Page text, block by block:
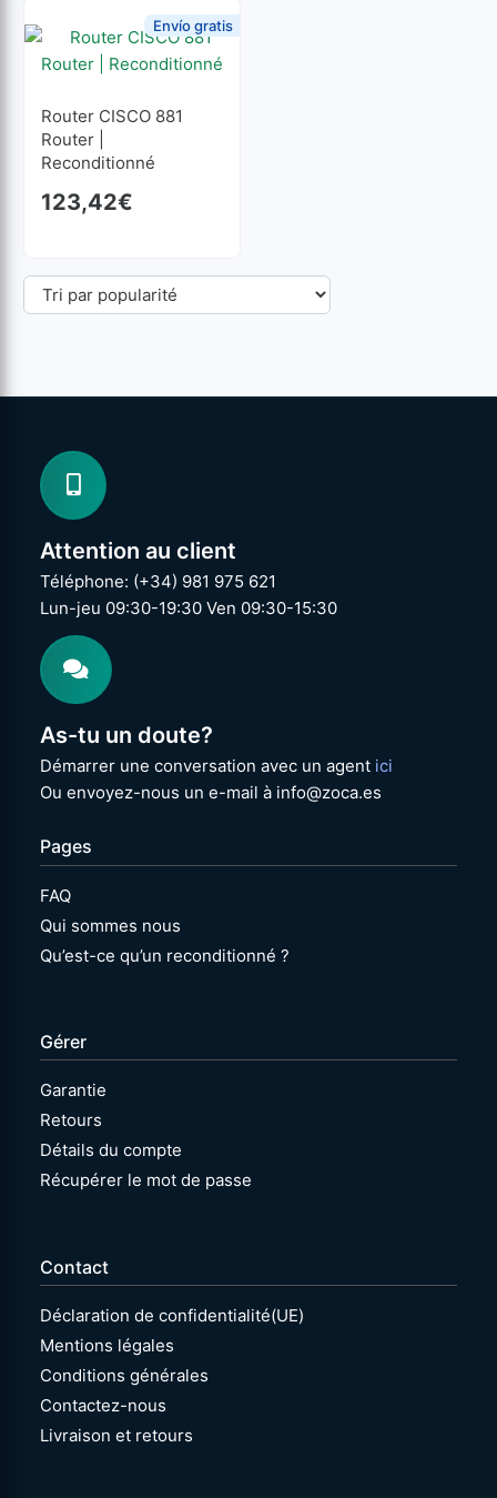
Router CISCO 881
Router |
Reconditionné
123,42€
Envío gratis
Attention au client
Téléphone: (+34) 981 975 621
Lun-jeu 09:30-19:30 Ven 09:30-15:30
As-tu un doute?
Démarrer une conversation avec un agent ici
Ou envoyez-nous un e-mail à info@zoca.es
Pages
FAQ
Qui sommes nous
Qu’est-ce qu’un reconditionné ?
Gérer
Garantie
Retours
Détails du compte
Récupérer le mot de passe
Contact
Déclaration de confidentialité(UE)
Mentions légales
Conditions générales
Contactez-nous
Livraison et retours